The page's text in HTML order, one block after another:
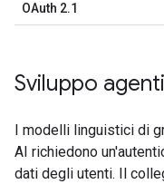
OAuth 2.1
Sviluppo
I modelli linguistici di
AI richiedono
dati degli utenti. Il